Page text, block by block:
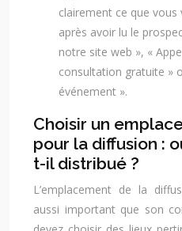
clairement ce que
après avoir lu le
notre site web », «
consultation gratuite »
événement ».
Choisir un
pour la diffusion :
t-il distribué ?
L’emplacement de la
aussi important que son